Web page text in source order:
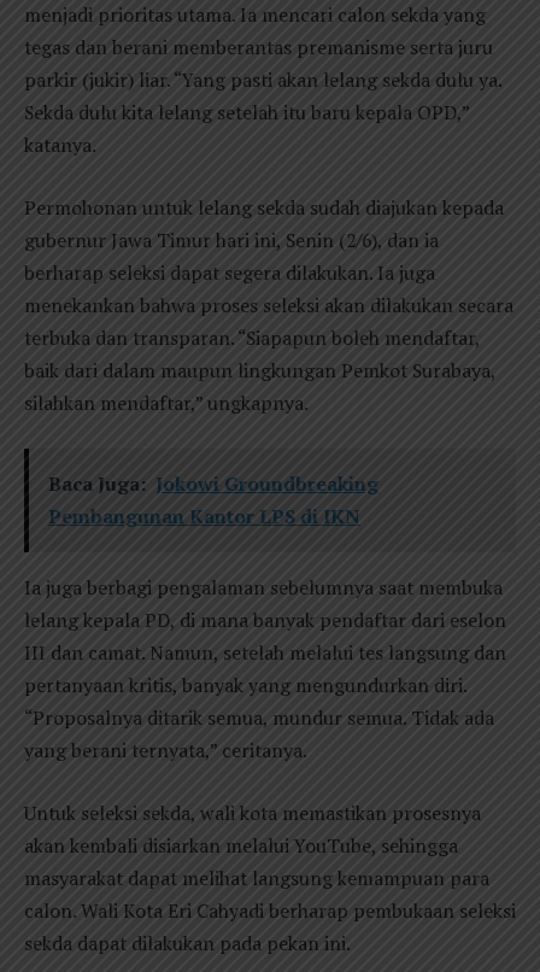
menjadi prioritas utama. Ia mencari calon sekda yang
tegas dan berani memberantas premanisme serta juru
parkir (jukir) liar. “Yang pasti akan lelang sekda dulu ya.
Sekda dulu kita lelang setelah itu baru kepala OPD,”
katanya.
Permohonan untuk lelang sekda sudah diajukan kepada
gubernur Jawa Timur hari ini, Senin (2/6), dan ia
berharap seleksi dapat segera dilakukan. Ia juga
menekankan bahwa proses seleksi akan dilakukan secara
terbuka dan transparan. “Siapapun boleh mendaftar,
baik dari dalam maupun lingkungan Pemkot Surabaya,
silahkan mendaftar,” ungkapnya.
Baca Juga: Jokowi Groundbreaking
Pembangunan Kantor LPS di IKN
Ia juga berbagi pengalaman sebelumnya saat membuka
lelang kepala PD, di mana banyak pendaftar dari eselon
III dan camat. Namun, setelah melalui tes langsung dan
pertanyaan kritis, banyak yang mengundurkan diri.
“Proposalnya ditarik semua, mundur semua. Tidak ada
yang berani ternyata,” ceritanya.
Untuk seleksi sekda, wali kota memastikan prosesnya
akan kembali disiarkan melalui YouTube, sehingga
masyarakat dapat melihat langsung kemampuan para
calon. Wali Kota Eri Cahyadi berharap pembukaan seleksi
sekda dapat dilakukan pada pekan ini.